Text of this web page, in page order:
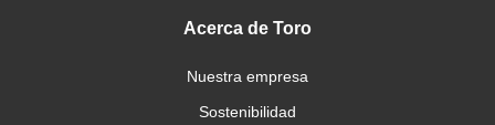
Acerca de Toro
Nuestra empresa
Sostenibilidad